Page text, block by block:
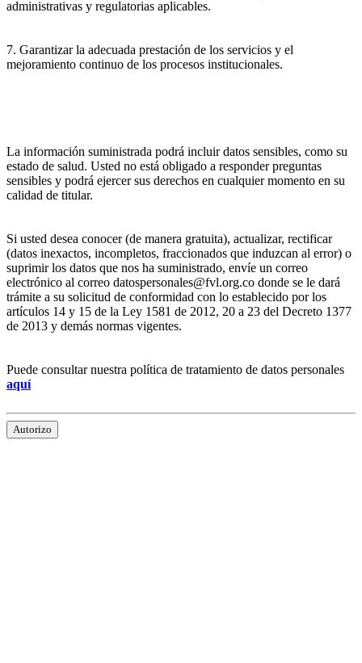
administrativas y regulatorias aplicables.
7. Garantizar la adecuada prestación de los servicios y el
mejoramiento continuo de los procesos institucionales.
La información suministrada podrá incluir datos sensibles, como su
estado de salud. Usted no está obligado a responder preguntas
sensibles y podrá ejercer sus derechos en cualquier momento en su
calidad de titular.
Si usted desea conocer (de manera gratuita), actualizar, rectificar
(datos inexactos, incompletos, fraccionados que induzcan al error) o
suprimir los datos que nos ha suministrado, envíe un correo
electrónico al correo datospersonales@fvl.org.co donde se le dará
trámite a su solicitud de conformidad con lo establecido por los
artículos 14 y 15 de la Ley 1581 de 2012, 20 a 23 del Decreto 1377
de 2013 y demás normas vigentes.
Puede consultar nuestra política de tratamiento de datos personales
aquí
Autorizo